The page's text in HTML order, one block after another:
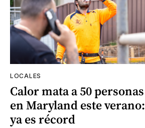
LOCALES
Calor mata a 50 personas
en Maryland este verano:
ya es récord